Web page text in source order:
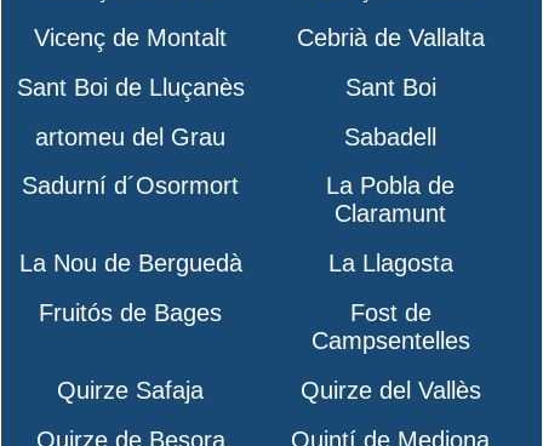
Vicenç de Montalt
Cebrià de Vallalta
Sant Boi de Lluçanès
Sant Boi
artomeu del Grau
Sabadell
Sadurní d´Osormort
La Pobla de
Claramunt
La Nou de Berguedà
La Llagosta
Fruitós de Bages
Fost de
Campsentelles
Quirze Safaja
Quirze del Vallès
Quirze de Besora
Quintí de Mediona